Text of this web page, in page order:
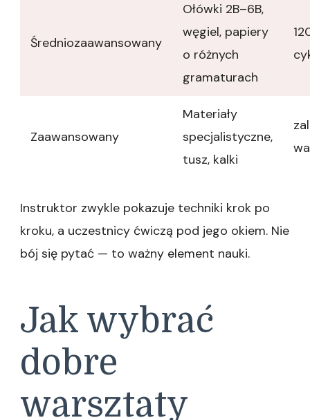
Średniozaawansowany
Ołówki 2B–6B,
węgiel, papiery
o różnych
gramaturach
Zaawansowany
Materiały
specjalistyczne,
tusz, kalki
Instruktor zwykle pokazuje techniki krok po
kroku, a uczestnicy ćwiczą pod jego okiem. Nie
bój się pytać — to ważny element nauki.
Jak wybrać
dobre
warsztaty